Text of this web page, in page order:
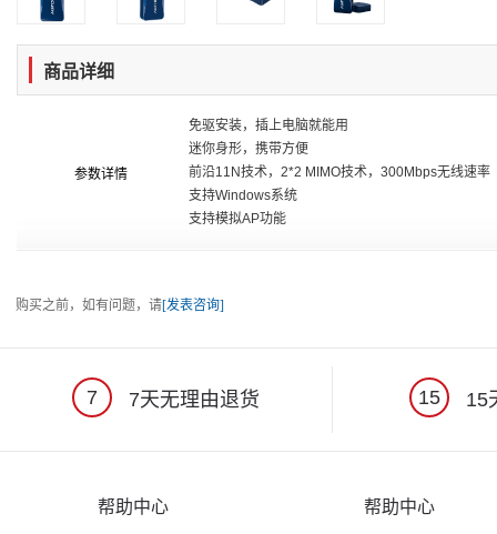
商品详细
参数详情
免驱安装，插上电脑就能用
迷你身形，携带方便
前沿11N技术，2*2 MIMO技术，300Mbps无线速率
支持Windows系统
支持模拟AP功能
购买之前，如有问题，请[发表咨询]
7 7天无理由退货 15 15
帮助中心 帮助中心